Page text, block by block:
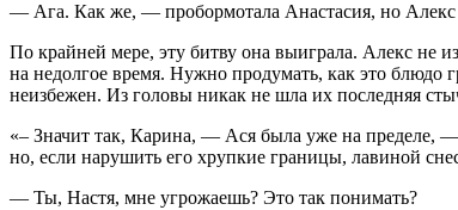
— Ага. Как же, — пробормотала Анастасия, но Алекс
По крайней мере, эту битву она выиграла. Алекс не
на недолгое время. Нужно продумать, как это блюдо
неизбежен. Из головы никак не шла их последняя
«– Значит так, Карина, — Ася была уже на пределе,
но, если нарушить его хрупкие границы, лавиной
— Ты, Настя, мне угрожаешь? Это так понимать?